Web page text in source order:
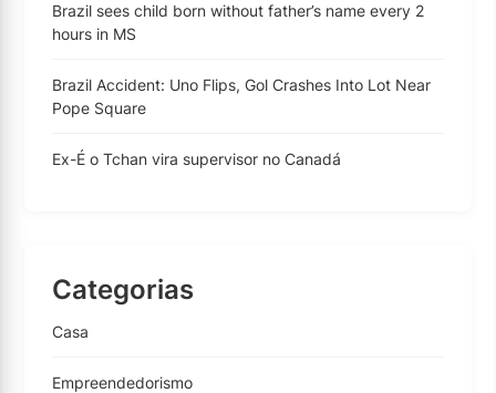
Brazil sees child born without father’s name every 2
hours in MS
Brazil Accident: Uno Flips, Gol Crashes Into Lot Near
Pope Square
Ex-É o Tchan vira supervisor no Canadá
Categorias
Casa
Empreendedorismo